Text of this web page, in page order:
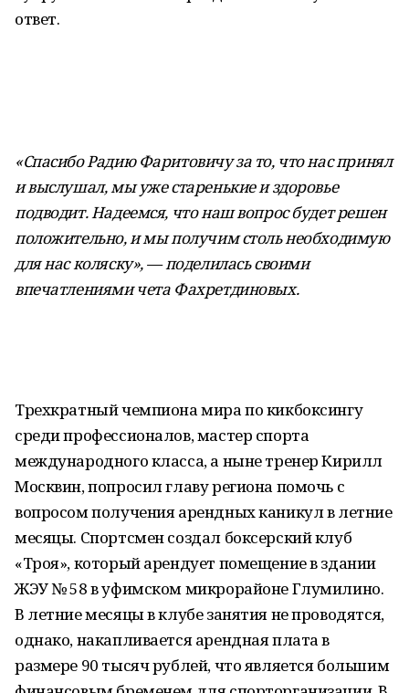
ответ.
«Спасибо Радию Фаритовичу за то, что нас принял
и выслушал, мы уже старенькие и здоровье
подводит. Надеемся, что наш вопрос будет решен
положительно, и мы получим столь необходимую
для нас коляску», — поделилась своими
впечатлениями чета Фахретдиновых.
Трехкратный чемпиона мира по кикбоксингу
среди профессионалов, мастер спорта
международного класса, а ныне тренер Кирилл
Москвин, попросил главу региона помочь с
вопросом получения арендных каникул в летние
месяцы. Спортсмен создал боксерский клуб
«Троя», который арендует помещение в здании
ЖЭУ № 58 в уфимском микрорайоне Глумилино.
В летние месяцы в клубе занятия не проводятся,
однако, накапливается арендная плата в
размере 90 тысяч рублей, что является большим